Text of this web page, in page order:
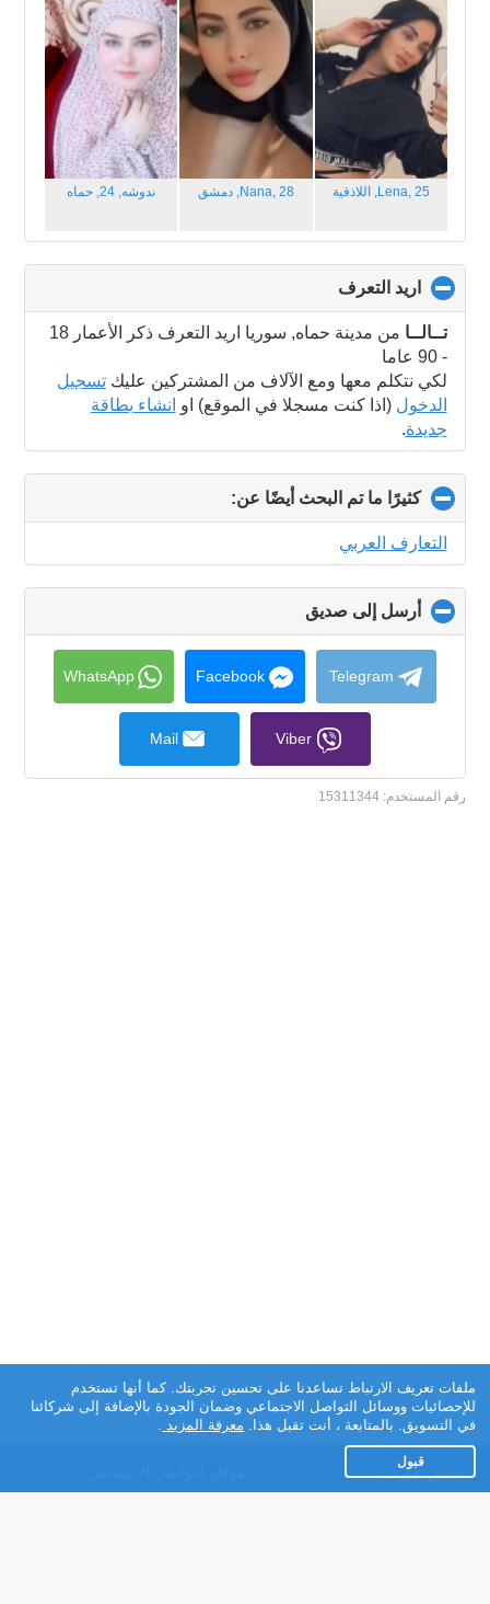
contents
Lena, 25, اللاذقية‎ Nana, 28, دمشق ندوشه, 24, حماه
اريد التعرف
to
collapse
تــالــا
من مدينة حماه, سوريا اريد التعرف ذكر الأعمار 18
- 90 عاما
لكي نتكلم معها ومع الآلاف من المشتركين عليكتسجيل
الدخول (اذا كنت مسجلا في الموقع) او انشاء بطاقة
جديدة.
كثيرًا ما تم البحث أيضًا عن:
to
contents
التعارف العربي
أرسل إلى صديق
to
collapse
contents
Telegram
Facebook
WhatsApp
Viber
Mail
رقم المستخدم:15311344
تطبيق تعارف
ملفات تعريف الارتباط تساعدنا على تحسين تجربتك. كما أنها تستخدم
للإحصائيات ووسائل التواصل الاجتماعي وضمان الجودة بالإضافة إلى شركائنا
في التسويق. بالمتابعة ، أنت تقبل هذا. معرفة المزيد .
قبول